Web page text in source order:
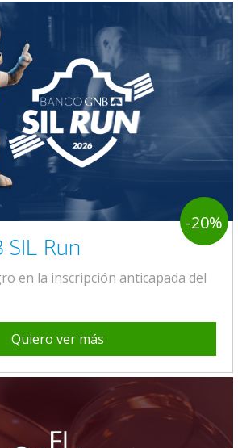
-20%
SIL Run
en la inscripción anticapada del
Quiero ver más